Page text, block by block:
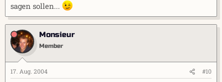
sagen sollen...
Monsieur
Member
17. Aug. 2004 #10